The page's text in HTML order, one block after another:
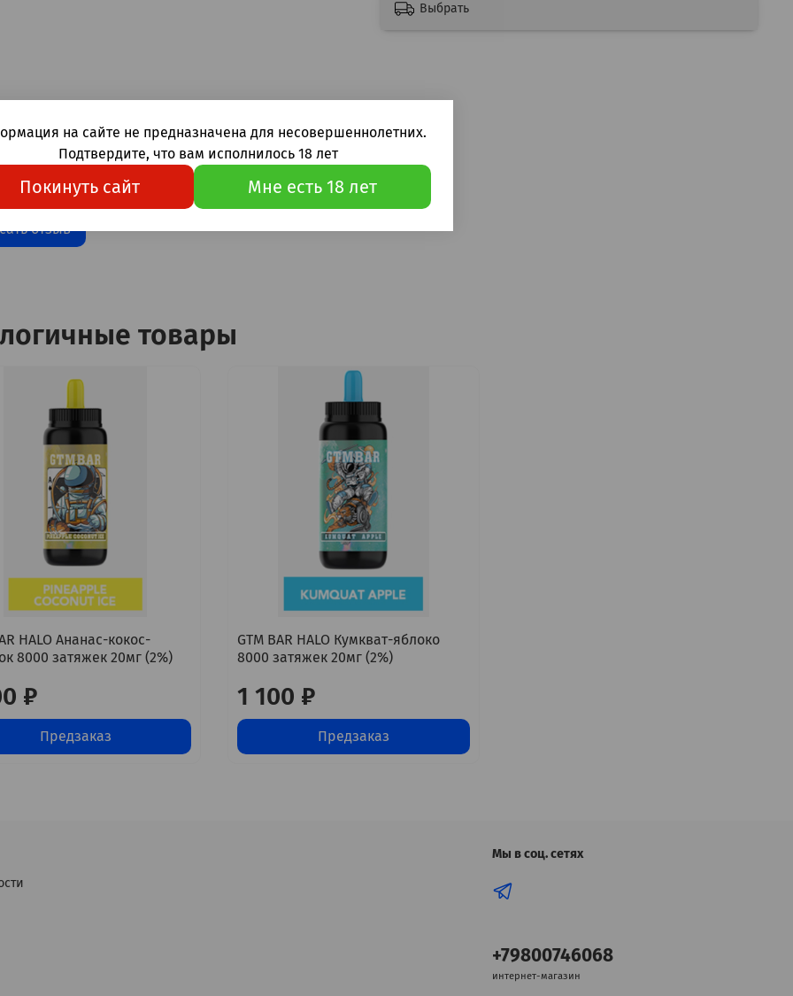
Выбрать
еще никто не оставлял
отзыв
товары
HALO Ананас-кокос-
8000 затяжек 20мг (2%)
₽
Предзаказ
GTM BAR HALO Кумкват-яблоко
8000 затяжек 20мг (2%)
1 100 ₽
Предзаказ
Мы в соц. сетях
+79800746068
интернет-магазин
на сайте не предназначена для несовершеннолетних.
Подтвердите, что вам исполнилось 18 лет
Покинуть сайт Мне есть 18 лет